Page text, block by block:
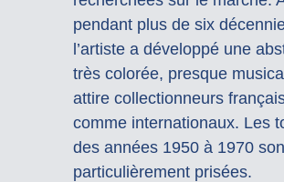
pendant plus de six
l’artiste a développé une
très colorée, presque
attire collectionneurs
comme internationaux. Les
des années 1950 à 1970
particulièrement prisées.